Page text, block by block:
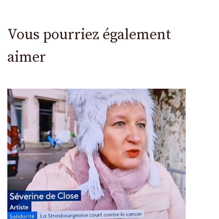
Vous pourriez également
aimer